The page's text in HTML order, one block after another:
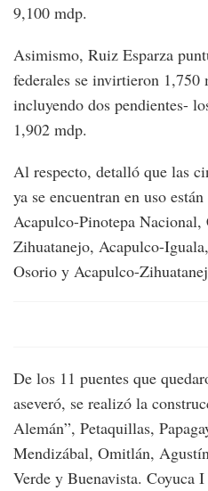
9,100 mdp.
Asimismo, Ruiz Esparza
federales se invirtieron 1,750
incluyendo dos pendientes-
1,902 mdp.
Al respecto, detalló que las
ya se encuentran en uso
Acapulco-Pinotepa
Zihuatanejo, Acapulco-
Osorio y Acapulco-
De los 11 puentes que
aseveró, se realizó la
Alemán”, Petaquillas,
Mendizábal, Omitlán,
Verde y Buenavista. Coyuca